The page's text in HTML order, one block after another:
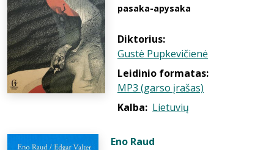
pasaka-apysaka
Diktorius:
Gustė Pupkevičienė
Leidinio formatas:
MP3 (garso įrašas)
Kalba: Lietuvių
Eno Raud